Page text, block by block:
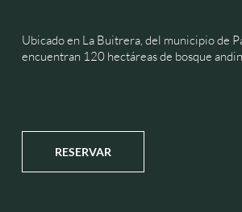
Ubicado en La Buitrera, del municipio de
encuentran 120 hectáreas de bosque
RESERVAR